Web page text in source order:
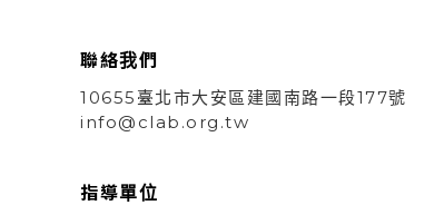
聯絡我們
10655臺北市大安區建國南路一段177號
info@clab.org.tw
指導單位